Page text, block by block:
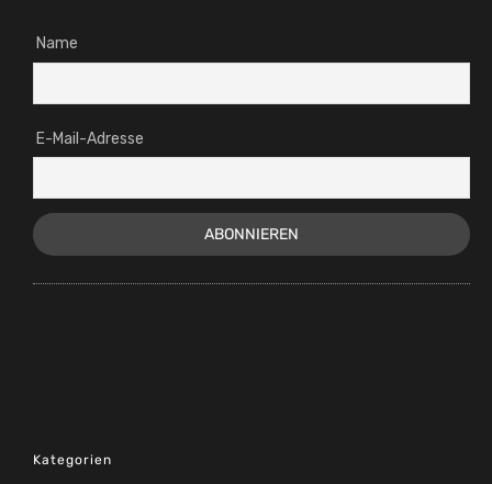
Name
E-Mail-Adresse
Kategorien